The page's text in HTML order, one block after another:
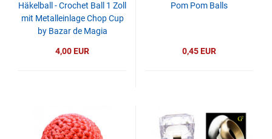
Häkelball - Crochet Ball 1 Zoll
mit Metalleinlage Chop Cup
by Bazar de Magia
4,00 EUR
Pom Pom Balls
0,45 EUR